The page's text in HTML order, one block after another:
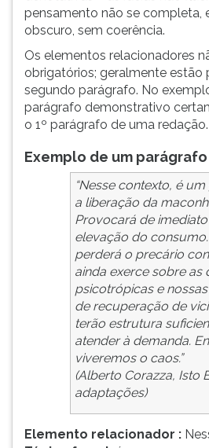
pensamento não se completa,
obscuro, sem coerência.
Os elementos relacionadores
obrigatórios; geralmente estão
segundo parágrafo. No
parágrafo demonstrativo
o 1º parágrafo de uma redação.
Exemplo de um
“Nesse contexto, é
a liberação da
Provocará de
elevação do
perderá o precário
ainda exerce sobre as
psicotrópicas e
de recuperação de
terão estrutura
atender à demanda.
viveremos o caos.”
(Alberto Corazza, Isto
adaptações)
Elemento relacionador :